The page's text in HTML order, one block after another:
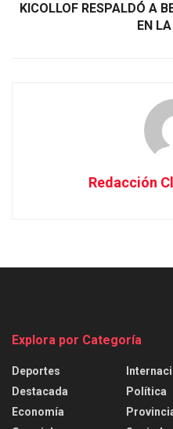
KICOLLOF RESPALDÓ A
EN
Redacción
Explora por Categoría
Deportes
Destacada
Economía
Política